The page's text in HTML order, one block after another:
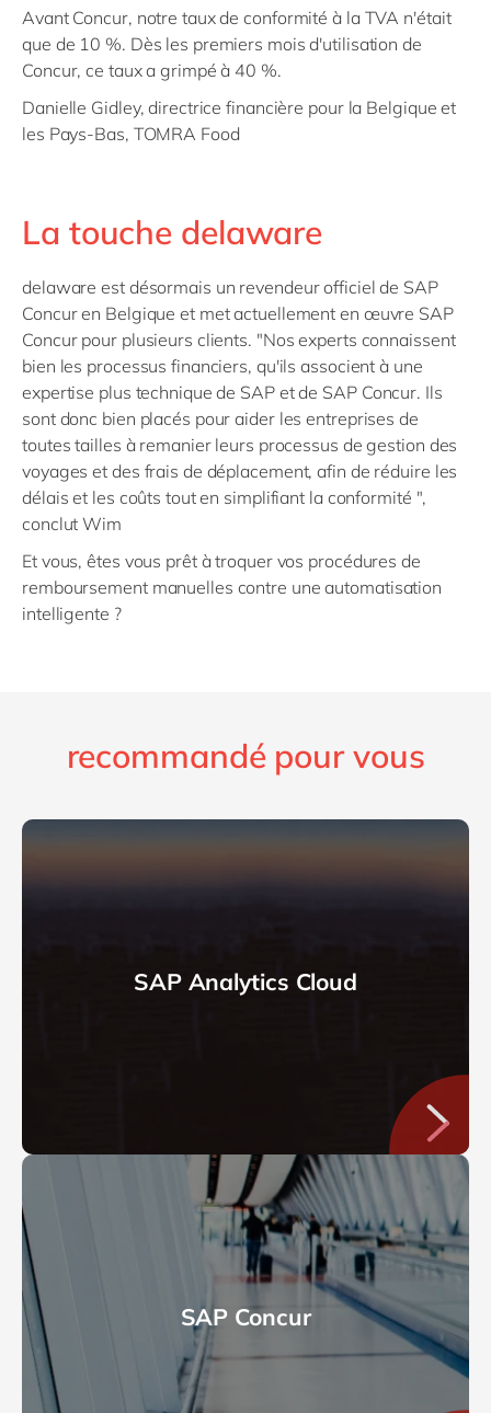
Avant Concur, notre taux de conformité à la TVA n'était
que de 10 %. Dès les premiers mois d'utilisation de
Concur, ce taux a grimpé à 40 %.
Danielle Gidley, directrice financière pour la Belgique et
les Pays-Bas, TOMRA Food
La touche delaware
delaware est désormais un revendeur officiel de SAP
Concur en Belgique et met actuellement en œuvre SAP
Concur pour plusieurs clients. "Nos experts connaissent
bien les processus financiers, qu'ils associent à une
expertise plus technique de SAP et de SAP Concur. Ils
sont donc bien placés pour aider les entreprises de
toutes tailles à remanier leurs processus de gestion des
voyages et des frais de déplacement, afin de réduire les
délais et les coûts tout en simplifiant la conformité ",
conclut Wim
Et vous, êtes vous prêt à troquer vos procédures de
remboursement manuelles contre une automatisation
intelligente ?
recommandé pour vous
SAP Analytics Cloud
SAP Concur